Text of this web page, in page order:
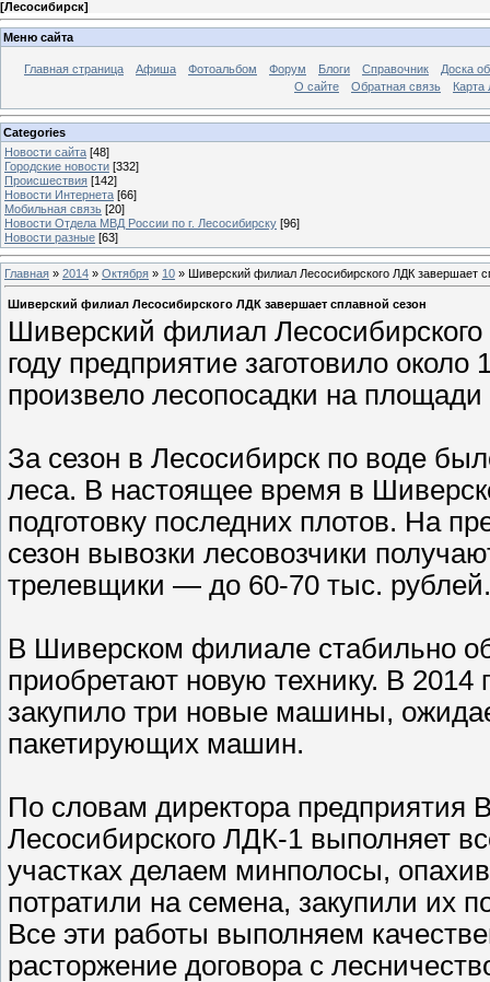
[Лесосибирск]
Меню сайта
Главная страница Афиша Фотоальбом Форум Блоги Справочник
Доска
О сайте
Обратная связь Карта
Categories
Новости сайта [48]
Городские новости [332]
Происшествия [142]
Новости Интернета [66]
Мобильная связь [20]
Новости Отдела МВД России по г. Лесосибирску [96]
Новости разные [63]
Главная » 2014 » Октября » 10 » Шиверский филиал Лесосибирского ЛДК завершает
Шиверский филиал Лесосибирского ЛДК завершает сплавной сезон
Шиверский филиал
году предприятие заготовило
произвело лесопосадки на площади
За сезон в Лесосибирск по воде
леса. В настоящее время в
подготовку последних плотов. На
сезон вывозки лесовозчики
трелевщики — до 60-70 тыс. рублей.
В Шиверском филиале стабильно
приобретают новую технику. В 2014
закупило три новые машины,
пакетирующих машин.
По словам директора
Лесосибирского ЛДК-1 выполняет
участках делаем минполосы,
потратили на семена, закупили их
Все эти работы выполняем
расторжение договора с